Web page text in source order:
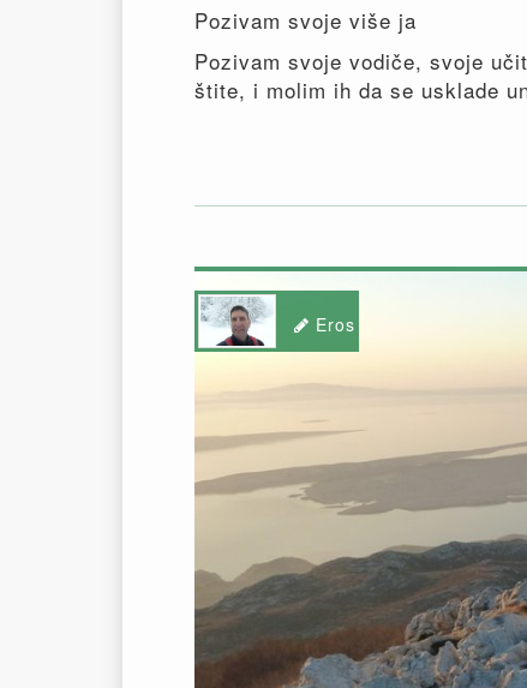
Pozivam svoje više ja
Pozivam svoje vodiče, svoje
štite, i molim ih da se usklade
Eros